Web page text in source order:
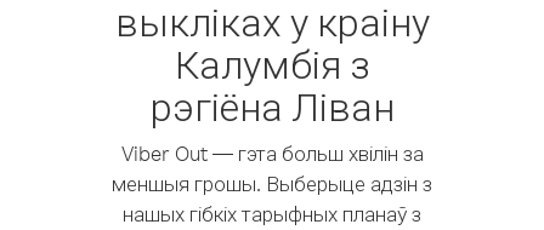
выкліках у краіну
Калумбія з
рэгіёна Ліван
Viber Out — гэта больш хвілін за
меншыя грошы. Выберыце адзін з
нашых гібкіх тарыфных планаў з